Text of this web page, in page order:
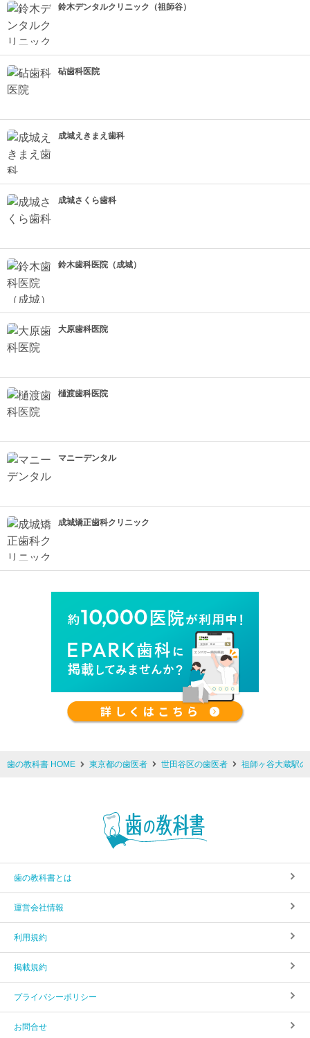
鈴木デンタルクリニック（祖師谷）
砧歯科医院
成城えきまえ歯科
成城さくら歯科
鈴木歯科医院（成城）
大原歯科医院
樋渡歯科医院
マニーデンタル
成城矯正歯科クリニック
歯の教科書 HOME 東京都の歯医者 世田谷区の歯医者 祖師ヶ谷大蔵駅の
歯の教科書とは
運営会社情報
利用規約
掲載規約
プライバシーポリシー
お問合せ